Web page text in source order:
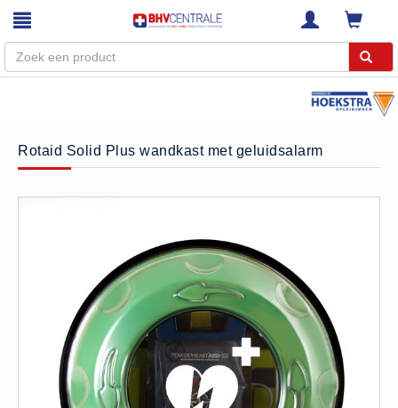
Home
Webshop
Trainingen
Bedrijfsnoodplannen
Plattegronden
VCA Trajecten
Rotaid Solid Plus wandkast met geluidsalarm